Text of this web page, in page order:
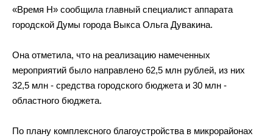
«Время Н» сообщила главный специалист аппарата
городской Думы города Выкса Ольга Дувакина.
Она отметила, что на реализацию намеченных
мероприятий было направлено 62,5 млн рублей, из них
32,5 млн - средства городского бюджета и 30 млн -
областного бюджета.
По плану комплексного благоустройства в микрорайонах